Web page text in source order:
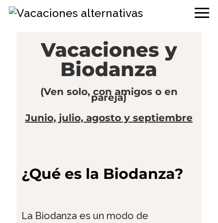
Saltar
Saltar
Saltar
Vacaciones y
Biodanza
(Ven solo, con amigos o en
pareja)
Junio, julio, agosto y septiembre
¿Qué es la Biodanza?
La Biodanza es un modo de